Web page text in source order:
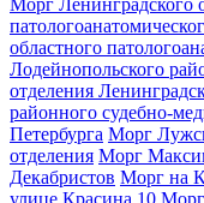
Морг Ленинградского
областного
Лодейнопольского
отделения
районного судебно-
Петербурга Морг
отделения Морг
Декабристов Морг на
улице Красина 10 Морг